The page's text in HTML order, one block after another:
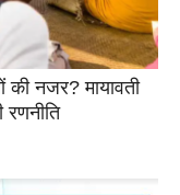
की नजर? मायावती